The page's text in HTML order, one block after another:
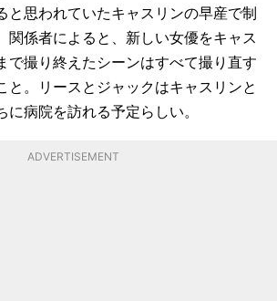
と思われていたキャスリンの早産で制
関係者によると、新しい女優をキャス
で撮り終えたシーンはすべて撮り直す
と。リースとジャックはキャスリンと
病院を訪れる予定らしい。
ADVERTISEMENT